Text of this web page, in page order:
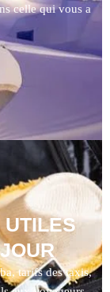
celle qui vous a
UTILES
tarifs des taxis,